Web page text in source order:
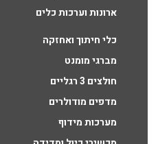
ארונות וערכות כלים
כלי חיתוך ואחזקה
מברגי מומנט
חולצים 3 רגליים
מדפים מודולרים
מערכות מידוף